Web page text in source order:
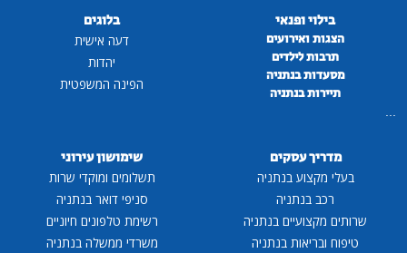
בילוי ופנאי
הצגות ואירועים
תרבות לילדים
מסעדות בנתניה
תיירות בנתניה
...
בלוגים
דעה אישית
יהדות
הפינה המשפטית
מדריך עסקים
בעלי מקצוע בנתניה
רכב בנתניה
שרותים מקצועיים בנתניה
טיפוח ובריאות בנתניה
שימושון עירוני
תשלומים ומוקדי שרות
סניפי דואר בנתניה
רשימת טלפונים חיוניים
משרדי ממשלה בנתניה